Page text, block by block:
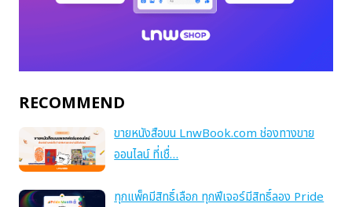
RECOMMEND
ขายหนังสือบน LnwBook.com ช่องทางขาย
ออนไลน์ ที่เชื่…
ทุกแพ็คมีสิทธิ์เลือก ทุกฟีเจอร์มีสิทธิ์ลอง Pride